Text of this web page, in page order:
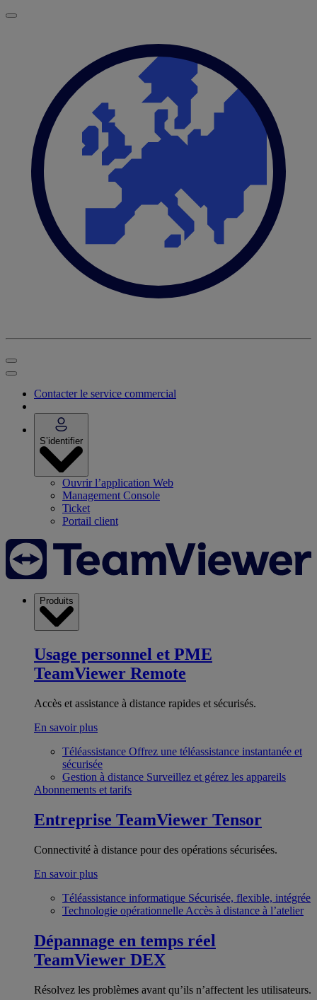
Contacter le service commercial
S’identifier
Ouvrir l’application Web
Management Console
Ticket
Portail client
Produits
Usage personnel et PME
TeamViewer Remote
Accès et assistance à distance rapides et sécurisés.
En savoir plus
Téléassistance Offrez une téléassistance instantanée et
sécurisée
Gestion à distance Surveillez et gérez les appareils
Abonnements et tarifs
Entreprise TeamViewer Tensor
Connectivité à distance pour des opérations sécurisées.
En savoir plus
Téléassistance informatique Sécurisée, flexible, intégrée
Technologie opérationnelle Accès à distance à l’atelier
Dépannage en temps réel
TeamViewer DEX
Résolvez les problèmes avant qu’ils n’affectent les utilisateurs.